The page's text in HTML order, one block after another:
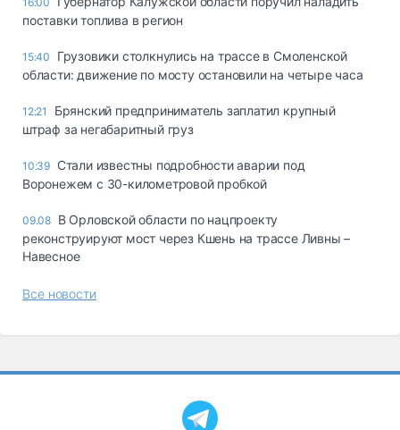
поставки топлива в регион
15:40
Грузовики столкнулись на трассе в Смоленской
области: движение по мосту остановили на четыре часа
12:21
Брянский предприниматель заплатил крупный
штраф за негабаритный груз
10:39 Стали известны подробности аварии под
Воронежем с 30-километровой пробкой
09.08 В Орловской области по нацпроекту
реконструируют мост через Кшень на трассе Ливны –
Навесное
Все новости